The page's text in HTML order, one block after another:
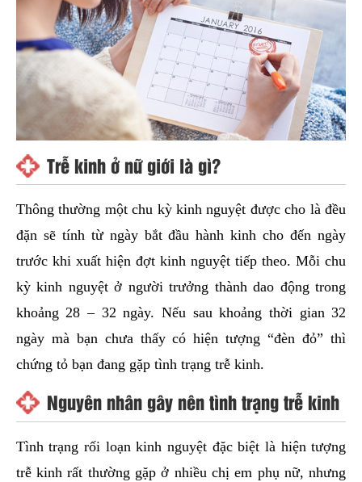
Trễ kinh ở nữ giới là gì?
Thông thường một chu kỳ kinh nguyệt được cho là đều
đặn sẽ tính từ ngày bắt đầu hành kinh cho đến ngày
trước khi xuất hiện đợt kinh nguyệt tiếp theo. Mỗi chu
kỳ kinh nguyệt ở người trưởng thành dao động trong
khoảng 28 – 32 ngày. Nếu sau khoảng thời gian 32
ngày mà bạn chưa thấy có hiện tượng “đèn đỏ” thì
chứng tỏ bạn đang gặp tình trạng trễ kinh.
Nguyên nhân gây nên tình trạng trễ kinh
Tình trạng rối loạn kinh nguyệt đặc biệt là hiện tượng
trễ kinh rất thường gặp ở nhiều chị em phụ nữ, nhưng